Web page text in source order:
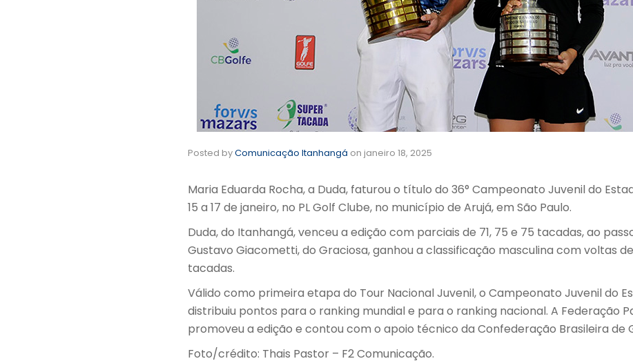
Posted byComunicação Itanhangá on janeiro 18, 2025
Maria Eduarda Rocha, a Duda, faturou o título do 36° Campeonato Juvenil do
15 a 17 de janeiro, no PL Golf Clube, no município de Arujá, em São Paulo.
Duda, do Itanhangá, venceu a edição com parciais de 71, 75 e 75 tacadas, ao
Gustavo Giacometti, do Graciosa, ganhou a classificação masculina com voltas
tacadas.
Válido como primeira etapa do Tour Nacional Juvenil, o Campeonato Juvenil do
distribuiu pontos para o ranking mundial e para o ranking nacional. A Federação
promoveu a edição e contou com o apoio técnico da Confederação Brasileira de
Foto/crédito: Thais Pastor – F2 Comunicação.